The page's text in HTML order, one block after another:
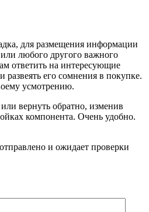
для размещения информации
или любого другого важного
ответить на интересующие
развеять его сомнения в покупке.
усмотрению.
вернуть обратно, изменив
компонента. Очень удобно.
и ожидает проверки